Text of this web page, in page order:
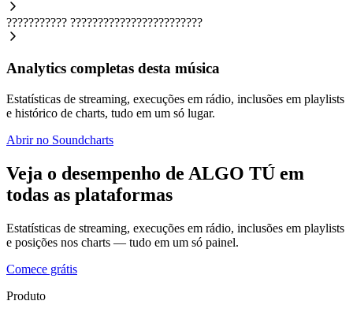
??????????? ????????????????????????
Analytics completas desta música
Estatísticas de streaming, execuções em rádio, inclusões em playlists
e histórico de charts, tudo em um só lugar.
Abrir no Soundcharts
Veja o desempenho de ALGO TÚ em
todas as plataformas
Estatísticas de streaming, execuções em rádio, inclusões em playlists
e posições nos charts — tudo em um só painel.
Comece grátis
Produto